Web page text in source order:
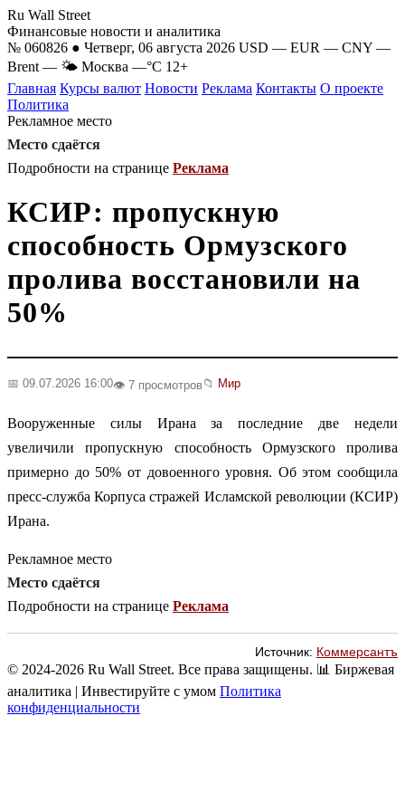
Ru Wall Street
Финансовые новости и аналитика
№ 060826 ● Четверг, 06 августа 2026 USD — EUR — CNY —
Brent — 🌤 Москва —°C 12+
Главная Курсы валют Новости Реклама Контакты О проекте
Политика
Рекламное место
Место сдаётся
Подробности на странице Реклама
КСИР: пропускную
способность Ормузского
пролива восстановили на
50%
📅 09.07.2026 16:00👁️ 7 просмотров📁 Мир
Вооруженные силы Ирана за последние две недели
увеличили пропускную способность Ормузского пролива
примерно до 50% от довоенного уровня. Об этом сообщила
пресс-служба Корпуса стражей Исламской революции (КСИР)
Ирана.
Рекламное место
Место сдаётся
Подробности на странице Реклама
Источник: Коммерсантъ
© 2024-2026 Ru Wall Street. Все права защищены. 📊 Биржевая
аналитика | Инвестируйте с умом Политика
конфиденциальности